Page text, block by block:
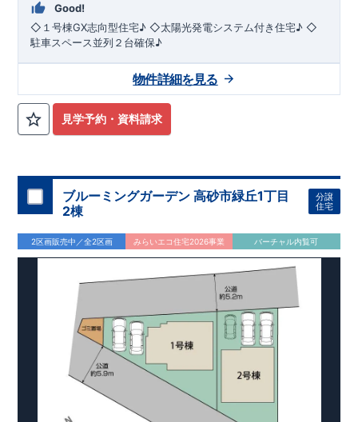
Good!
◇１号棟GX志向型住宅♪ ◇太陽光発電システム付き住宅♪ ◇
駐車スペース並列２台確保♪
見学予約・資料請求
物件詳細を見る
ブルーミングガーデン 高砂市緑丘1丁目
2棟
分譲
住宅
2区画販売中／全2区画 みらいエコ住宅2026事業 バーチャル内覧可